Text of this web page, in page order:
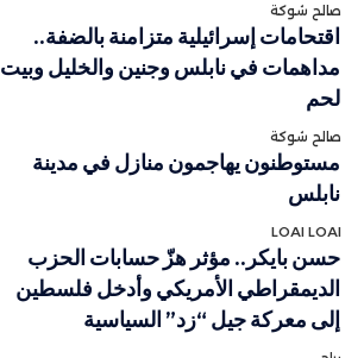
صالح شوكة
اقتحامات إسرائيلية متزامنة بالضفة..
مداهمات في نابلس وجنين والخليل وبيت
لحم
صالح شوكة
مستوطنون يهاجمون منازل في مدينة
نابلس
LOAI LOAI
حسن بايكر.. مؤثر هزّ حسابات الحزب
الديمقراطي الأمريكي وأدخل فلسطين
إلى معركة جيل “زد” السياسية